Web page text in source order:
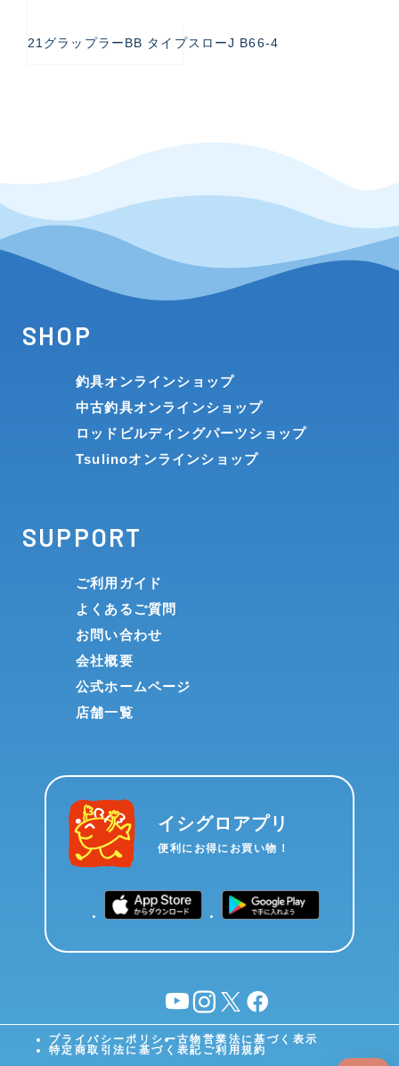
21グラップラーBB タイプスローJ B66-4
SHOP
釣具オンラインショップ
中古釣具オンラインショップ
ロッドビルディングパーツショップ
Tsulinoオンラインショップ
SUPPORT
ご利用ガイド
よくあるご質問
お問い合わせ
会社概要
公式ホームページ
店舗一覧
イシグロアプリ
便利にお得にお買い物！
YouTubeinstagram
X facebook
プライバシーポリシー古物営業法に基づく表示
特定商取引法に基づく表記 ご利用規約